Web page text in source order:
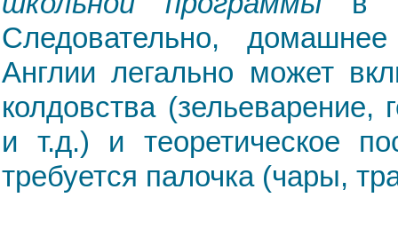
Следовательно,
Англии легально может
колдовства (зельеварение,
и т.д.) и теоретическое
требуется палочка (чары,